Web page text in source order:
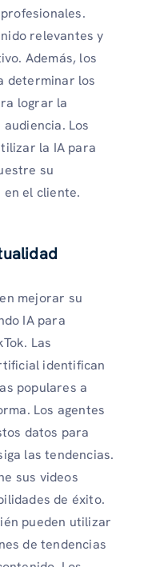
relevantes y
Además, los
determinar los
lograr la
Los
la IA para
su
el cliente.
mejorar su
IA para
Las
identifican
populares a
Los agentes
datos para
las tendencias.
sus videos
de éxito.
pueden utilizar
de tendencias